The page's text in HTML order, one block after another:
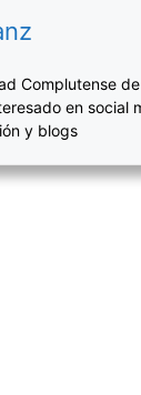
Complutense
en social
y blogs